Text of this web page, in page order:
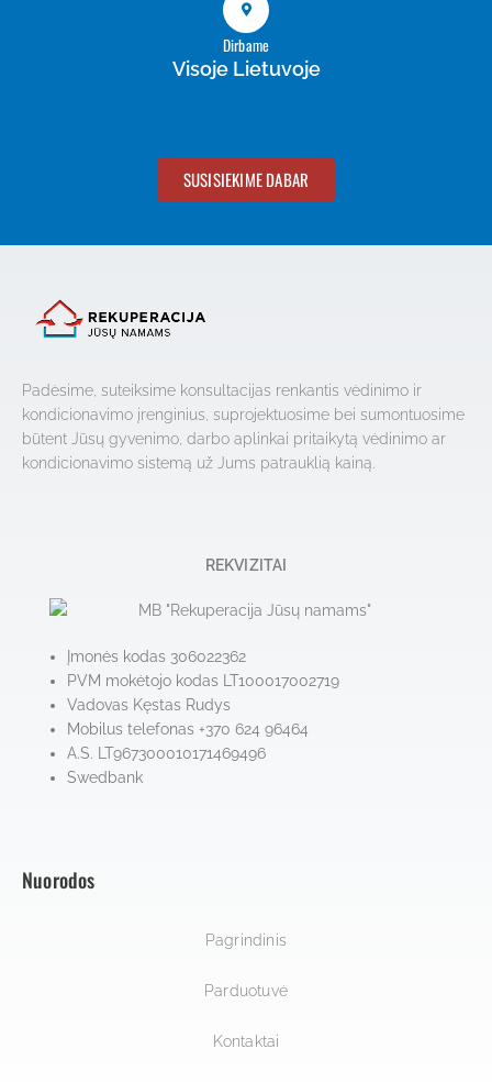
Dirbame
Visoje Lietuvoje
SUSISIEKIME DABAR
Padėsime, suteiksime konsultacijas renkantis vėdinimo ir
kondicionavimo įrenginius, suprojektuosime bei sumontuosime
būtent Jūsų gyvenimo, darbo aplinkai pritaikytą vėdinimo ar
kondicionavimo sistemą už Jums patrauklią kainą.
REKVIZITAI
Įmonės kodas 306022362
PVM mokėtojo kodas LT100017002719
Vadovas Kęstas Rudys
Mobilus telefonas +370 624 96464
A.S. LT967300010171469496
Swedbank
Nuorodos
Pagrindinis
Parduotuvė
Kontaktai